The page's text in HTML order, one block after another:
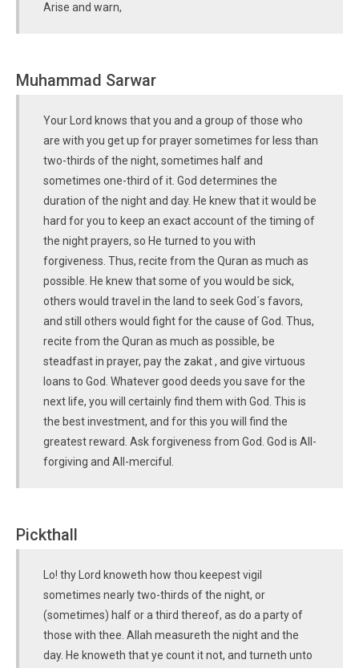
Arise and warn,
Muhammad Sarwar
Your Lord knows that you and a group of those who
are with you get up for prayer sometimes for less than
two-thirds of the night, sometimes half and
sometimes one-third of it. God determines the
duration of the night and day. He knew that it would be
hard for you to keep an exact account of the timing of
the night prayers, so He turned to you with
forgiveness. Thus, recite from the Quran as much as
possible. He knew that some of you would be sick,
others would travel in the land to seek God´s favors,
and still others would fight for the cause of God. Thus,
recite from the Quran as much as possible, be
steadfast in prayer, pay the zakat , and give virtuous
loans to God. Whatever good deeds you save for the
next life, you will certainly find them with God. This is
the best investment, and for this you will find the
greatest reward. Ask forgiveness from God. God is All-
forgiving and All-merciful.
Pickthall
Lo! thy Lord knoweth how thou keepest vigil
sometimes nearly two-thirds of the night, or
(sometimes) half or a third thereof, as do a party of
those with thee. Allah measureth the night and the
day. He knoweth that ye count it not, and turneth unto